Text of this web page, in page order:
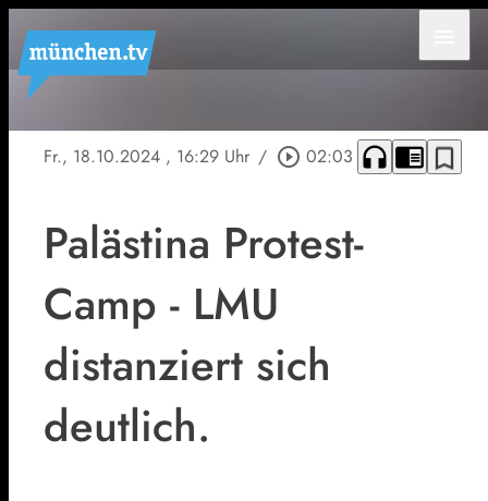
Fr., 18.10.2024 , 16:29 Uhr / play_circle_outline 02:03 headphones chrome_reader_mode bookmark_border
Palästina Protest-
Camp - LMU
distanziert sich
deutlich.